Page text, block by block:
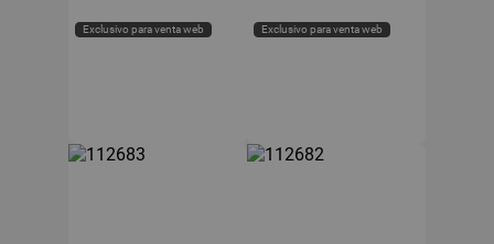
Exclusivo para venta web Exclusivo para venta web